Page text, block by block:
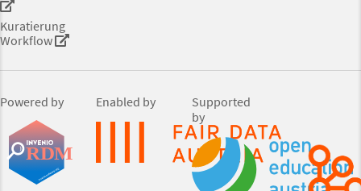
Kuratierung
Workflow
Powered by Enabled by
Supported
by